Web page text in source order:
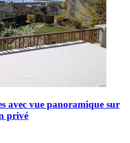
avec vue panoramique sur
privé